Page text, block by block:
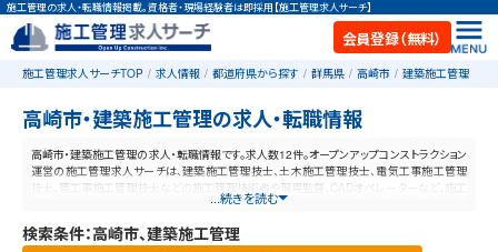
施工管理の求人・転職情報掲載。資格者・現場経験者は即採用【施工管理求人サーチ】
会員登録（無料）
施工管理求人サーチTOP 求人情報 都道府県から探す 群馬県 高崎市 建築施工管理
高崎市・建築施工管理の求人・転職情報
高崎市・建築施工管理の求人・転職情報です。求人数12件。オープンアップコンストラクション
運営の施工管理求人サーチは、建築施工管理技士、土木施工管理技士、電気工事施工管理
技士、管工事施工管理技士などの施工管理技術者や現場監督、CADオペレーターなど、施工
管理と建設業に特化した業界最大規模の求人ポータルサイトです。【毎日更新】業界最高水
...続きを読む
検索条件：高崎市、建築施工管理